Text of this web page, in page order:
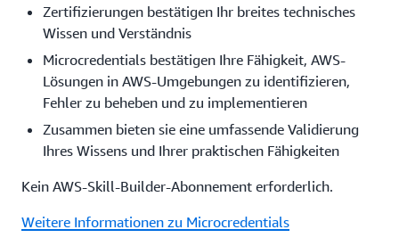
Zertifizierungen bestätigen Ihr breites technisches
Wissen und Verständnis
Microcredentials bestätigen Ihre Fähigkeit, AWS-
Lösungen in AWS-Umgebungen zu identifizieren,
Fehler zu beheben und zu implementieren
Zusammen bieten sie eine umfassende Validierung
Ihres Wissens und Ihrer praktischen Fähigkeiten
Kein AWS-Skill-Builder-Abonnement erforderlich.
Weitere Informationen zu Microcredentials